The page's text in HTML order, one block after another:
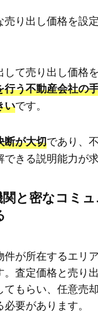
売り出し価格を設
して売り出し価格
行う不動産会社の
いです。
断が大切であり、
きる説明能力が
と密なコミ
件が所在するエリ
。査定価格と売り
てもらい、任意売
要があります。